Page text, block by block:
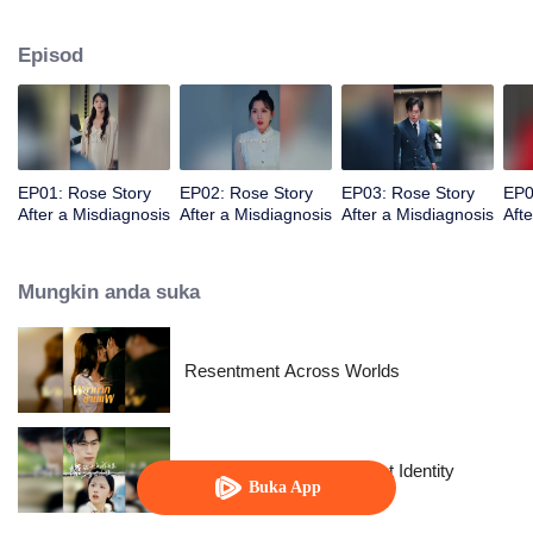
Buka App
Episod
EP01: Rose Story
After a Misdiagnosis
EP02: Rose Story
After a Misdiagnosis
EP03: Rose Story
After a Misdiagnosis
Mungkin anda suka
Resentment Across Worlds
The Street Vendor's Secret Identity